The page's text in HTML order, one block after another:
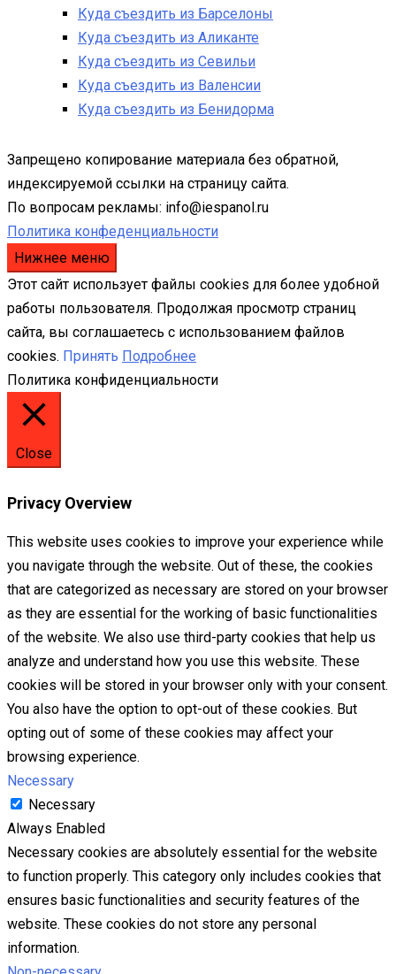
Куда съездить из Барселоны
Куда съездить из Аликанте
Куда съездить из Севильи
Куда съездить из Валенсии
Куда съездить из Бенидорма
Запрещено копирование материала без обратной,
индексируемой ссылки на страницу сайта.
По вопросам рекламы: info@iespanol.ru
Политика конфеденциальности
Нижнее меню
Этот сайт использует файлы cookies для более удобной
работы пользователя. Продолжая просмотр страниц
сайта, вы соглашаетесь с использованием файлов
cookies. Принять Подробнее
Политика конфиденциальности
Close
Privacy Overview
This website uses cookies to improve your experience while
you navigate through the website. Out of these, the cookies
that are categorized as necessary are stored on your browser
as they are essential for the working of basic functionalities
of the website. We also use third-party cookies that help us
analyze and understand how you use this website. These
cookies will be stored in your browser only with your consent.
You also have the option to opt-out of these cookies. But
opting out of some of these cookies may affect your
browsing experience.
Necessary
Necessary
Always Enabled
Necessary cookies are absolutely essential for the website
to function properly. This category only includes cookies that
ensures basic functionalities and security features of the
website. These cookies do not store any personal
information.